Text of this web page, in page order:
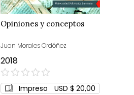
Opiniones y conceptos
Juan Morales Ordóñez
2018
0%
Impreso USD $ 20,00